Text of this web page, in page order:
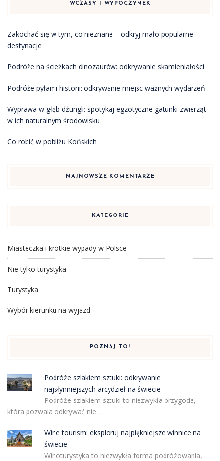
WCZASY I WYPOCZYNEK
Zakochać się w tym, co nieznane – odkryj mało popularne
destynacje
Podróże na ścieżkach dinozaurów: odkrywanie skamieniałości
Podróże pyłami historii: odkrywanie miejsc ważnych wydarzeń
Wyprawa w głąb dżungli: spotykaj egzotyczne gatunki zwierząt
w ich naturalnym środowisku
Co robić w pobliżu Końskich
NAJNOWSZE KOMENTARZE
KATEGORIE
Miasteczka i krótkie wypady w Polsce
Nie tylko turystyka
Turystyka
Wybór kierunku na wyjazd
POZNAJ TO!
Podróże szlakiem sztuki: odkrywanie
najsłynniejszych arcydzieł na świecie
Podróże szlakiem sztuki to niezwykła przygoda,
która pozwala odkrywać nie …
Wine tourism: eksploruj najpiękniejsze winnice na
świecie
Winoturystyka to niezwykła forma podróżowania,